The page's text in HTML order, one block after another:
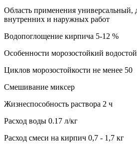
Область применения универсальный,
внутренних и наружных работ
Водопоглощение кирпича 5-12 %
Особенности морозостойкий
Циклов морозостойкости не менее 50
Смешивание миксер
Жизнеспособность раствора 2 ч
Расход воды 0.17 л/кг
Расход смеси на кирпич 0,7 - 1,7 кг